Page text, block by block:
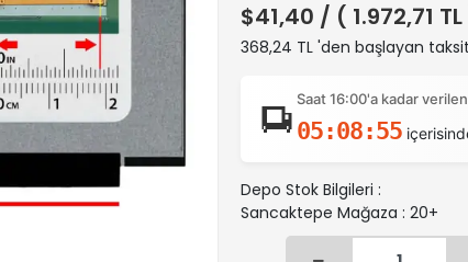
$41,40 / ( 1.972,71
368,24 TL 'den başlayan
Saat 16:00'a kadar
05:08:54
Depo Stok Bilgileri :
Sancaktepe Mağaza : 20+